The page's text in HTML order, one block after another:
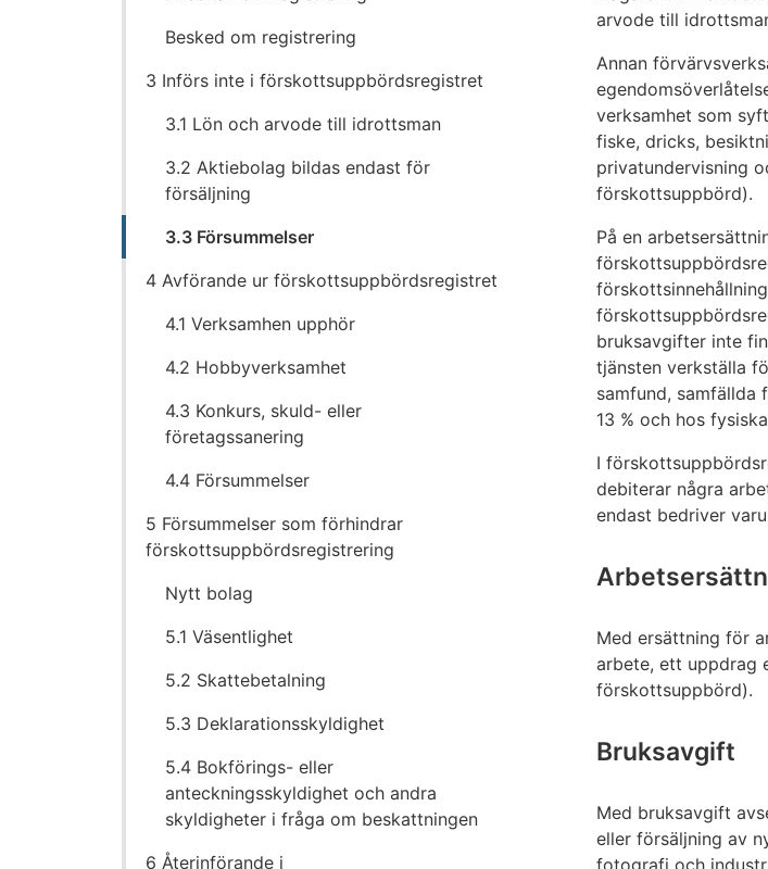
Besked om registrering
3 Införs inte i förskottsuppbördsregistret
3.1 Lön och arvode till idrottsman
3.2 Aktiebolag bildas endast för
försäljning
3.3 Försummelser
4 Avförande ur förskottsuppbördsregistret
4.1 Verksamhen upphör
4.2 Hobbyverksamhet
4.3 Konkurs, skuld- eller
företagssanering
4.4 Försummelser
5 Försummelser som förhindrar
förskottsuppbördsregistrering
Nytt bolag
5.1 Väsentlighet
5.2 Skattebetalning
5.3 Deklarationsskyldighet
5.4 Bokförings- eller
anteckningsskyldighet och andra
skyldigheter i fråga om beskattningen
6 Återinförande i
arvode till
Annan
verksamhet som
fiske, dricks,
privatundervisning
förskottsuppbörd).
På en
bruksavgifter inte
tjänsten verkställa
samfund, samfällda
13 % och hos
I
debiterar några
endast bedriver
Med ersättning för
arbete, ett uppdrag
förskottsuppbörd).
Bruksavgift
Med bruksavgift
eller försäljning av